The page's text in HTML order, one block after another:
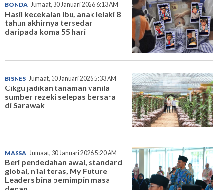
BONDA Jumaat, 30 Januari 2026 6:13 AM
Hasil kecekalan ibu, anak lelaki 8
tahun akhirnya tersedar
daripada koma 55 hari
BISNES Jumaat, 30 Januari 2026 5:33 AM
Cikgu jadikan tanaman vanila
sumber rezeki selepas bersara
di Sarawak
MASSA Jumaat, 30 Januari 2026 5:20 AM
Beri pendedahan awal, standard
global, nilai teras, My Future
Leaders bina pemimpin masa